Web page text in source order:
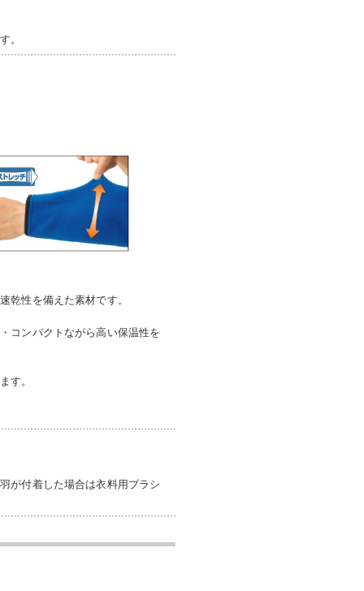
。
乾性を備えた素材です。
コンパクトながら高い保温性を
す。
が付着した場合は衣料用ブラシ